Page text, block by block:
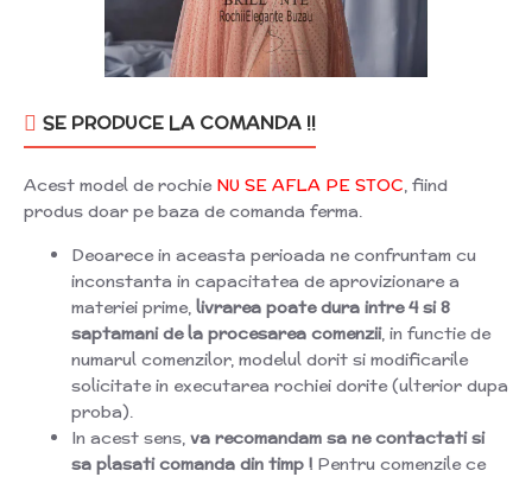
SE PRODUCE LA COMANDA !!
Acest model de rochie NU SE AFLA PE STOC, fiind
produs doar pe baza de comanda ferma.
Deoarece in aceasta perioada ne confruntam cu
inconstanta in capacitatea de aprovizionare a
materiei prime, livrarea poate dura intre 4 si 8
saptamani de la procesarea comenzii, in functie de
numarul comenzilor, modelul dorit si modificarile
solicitate in executarea rochiei dorite (ulterior dupa
proba).
In acest sens, va recomandam sa ne contactati si
sa plasati comanda din timp ! Pentru comenzile ce